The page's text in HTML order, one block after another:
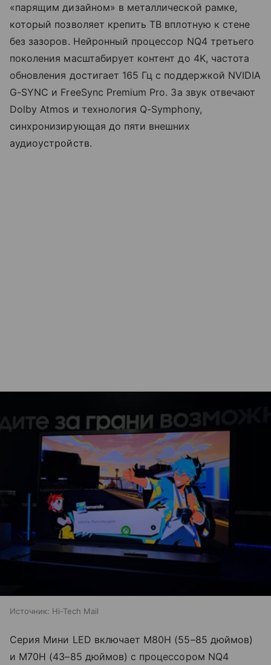
«парящим дизайном» в металлической рамке,
который позволяет крепить ТВ вплотную к стене
без зазоров. Нейронный процессор NQ4 третьего
поколения масштабирует контент до 4K, частота
обновления достигает 165 Гц с поддержкой NVIDIA
G-SYNC и FreeSync Premium Pro. За звук отвечают
Dolby Atmos и технология Q-Symphony,
синхронизирующая до пяти внешних
аудиоустройств.
Источник: Hi-Tech Mail
Серия Мини LED включает M80H (55–85 дюймов)
и M70H (43–85 дюймов) с процессором NQ4